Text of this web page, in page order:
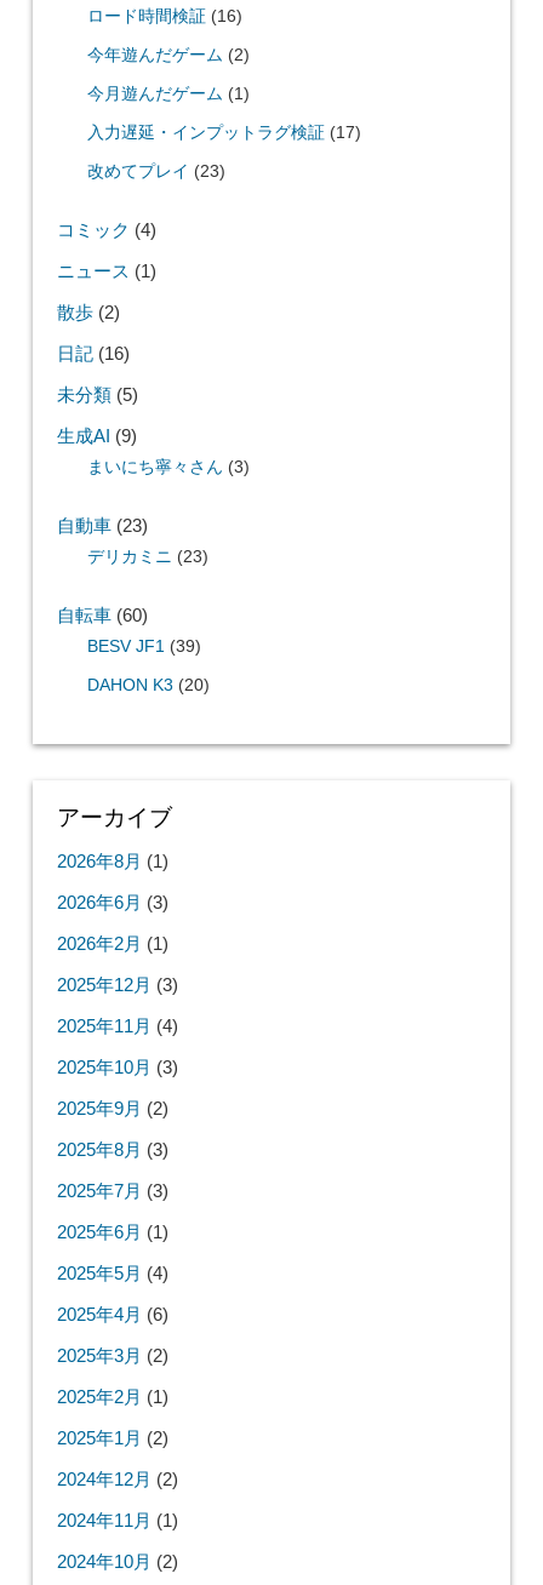
ロード時間検証 (16)
今年遊んだゲーム (2)
今月遊んだゲーム (1)
入力遅延・インプットラグ検証 (17)
改めてプレイ (23)
コミック (4)
ニュース (1)
散歩(2)
日記(16)
未分類(5)
生成AI (9)
まいにち寧々さん (3)
自動車(23)
デリカミニ (23)
自転車(60)
BESV JF1(39)
DAHON K3 (20)
アーカイブ
2026年8月 (1)
2026年6月 (3)
2026年2月 (1)
2025年12月 (3)
2025年11月 (4)
2025年10月 (3)
2025年9月 (2)
2025年8月 (3)
2025年7月 (3)
2025年6月 (1)
2025年5月 (4)
2025年4月 (6)
2025年3月 (2)
2025年2月 (1)
2025年1月 (2)
2024年12月 (2)
2024年11月 (1)
2024年10月 (2)